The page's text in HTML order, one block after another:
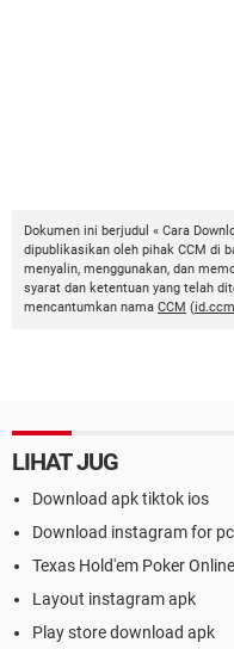
Dokumen ini berjudul « Cara
dipublikasikan oleh pihak CCM di
menyalin, menggunakan, dan
syarat dan ketentuan yang telah
mencantumkan nama CCM (
LIHAT JUG
Download apk tiktok ios
Download instagram for pc
Texas Hold'em Poker
Layout instagram apk
Play store download apk